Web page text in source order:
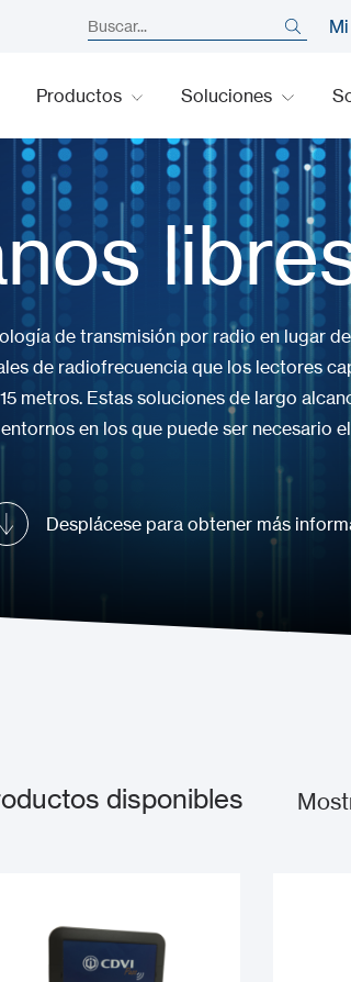
Productos Soluciones
de transmisión por radio en lugar
de radiofrecuencia que los lectores
metros. Estas soluciones de largo
en los que puede ser necesario
Desplácese para obtener más
disponibles